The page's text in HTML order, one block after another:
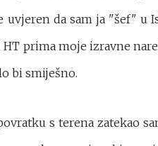
uvjeren da sam ja "šef"
HT prima moje izravne
bi smiješno.
s terena zatekao